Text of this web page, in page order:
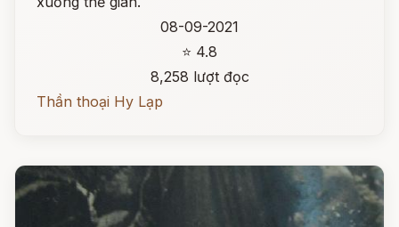
08-09-2021
⭐ 4.8
8,258 lượt đọc
Thần thoại Hy Lạp